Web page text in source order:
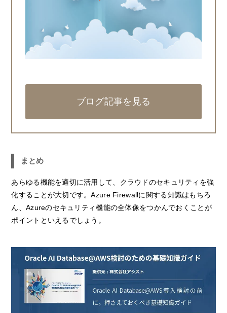
ブログ記事を見る
まとめ
あらゆる機能を適切に活用して、クラウドのセキュリティを強
化することが大切です。Azure Firewallに関する知識はもちろ
ん、Azureのセキュリティ機能の全体像をつかんでおくことが
ポイントといえるでしょう。